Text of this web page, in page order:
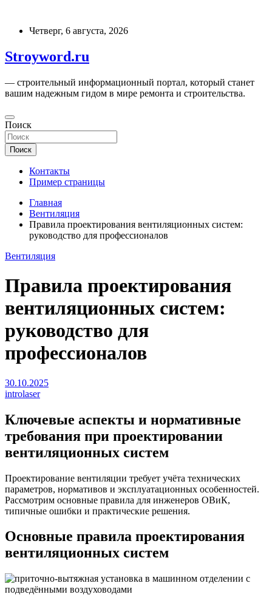
содержимому
Четверг, 6 августа, 2026
Stroyword.ru
— строительный информационный портал, который станет
вашим надежным гидом в мире ремонта и строительства.
Поиск
Поиск
Контакты
Пример страницы
Главная
Вентиляция
Правила проектирования вентиляционных систем:
руководство для профессионалов
Вентиляция
Правила проектирования
вентиляционных систем:
руководство для
профессионалов
30.10.2025
introlaser
Ключевые аспекты и нормативные
требования при проектировании
вентиляционных систем
Проектирование вентиляции требует учёта технических
параметров, нормативов и эксплуатационных особенностей.
Рассмотрим основные правила для инженеров ОВиК,
типичные ошибки и практические решения.
Основные правила проектирования
вентиляционных систем